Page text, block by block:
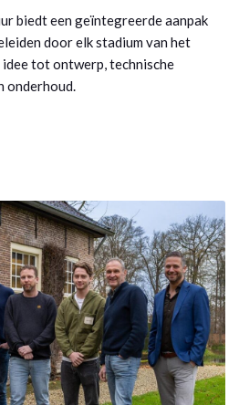
biedt een geïntegreerde aanpak
door elk stadium van het
tot ontwerp, technische
onderhoud.